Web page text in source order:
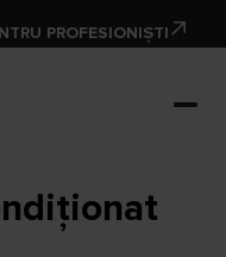
PROFESIONIȘTI